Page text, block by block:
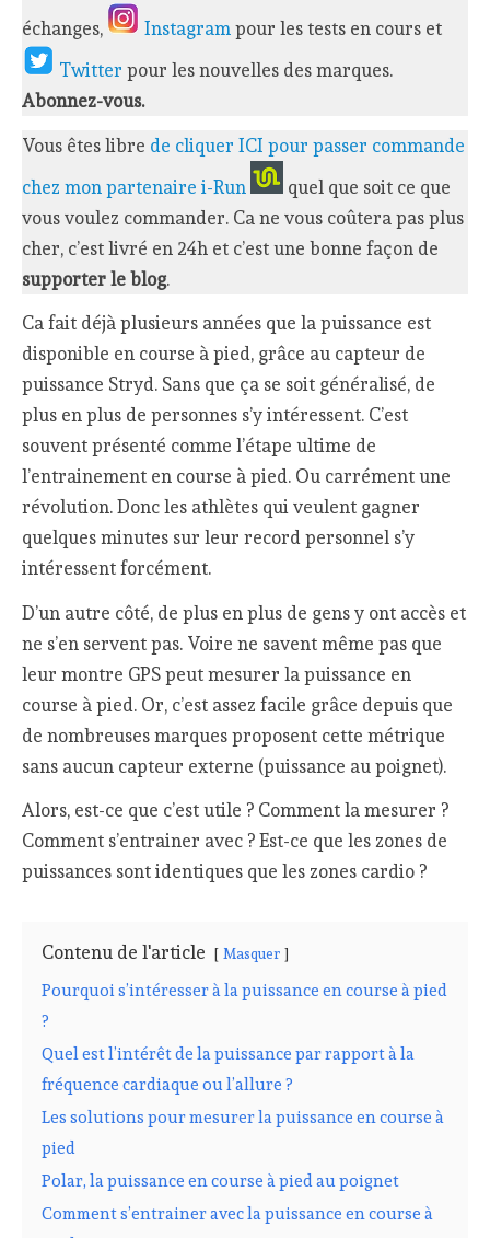
échanges,
Instagrampour les tests en cours et
Twitterpour les nouvelles des marques.
Abonnez-vous.
Vous êtes libre de cliquer ICI pour passer commande
chez mon partenaire i-Run
quel que soit ce que
vous voulez commander. Ca ne vous coûtera pas plus
cher, c’est livré en 24h et c’est une bonne façon de
supporter le blog.
Ca fait déjà plusieurs années que la puissance est
disponible en course à pied, grâce au capteur de
puissance Stryd. Sans que ça se soit généralisé, de
plus en plus de personnes s’y intéressent. C’est
souvent présenté comme l’étape ultime de
l’entrainement en course à pied. Ou carrément une
révolution. Donc les athlètes qui veulent gagner
quelques minutes sur leur record personnel s’y
intéressent forcément.
D’un autre côté, de plus en plus de gens y ont accès et
ne s’en servent pas. Voire ne savent même pas que
leur montre GPS peut mesurer la puissance en
course à pied. Or, c’est assez facile grâce depuis que
de nombreuses marques proposent cette métrique
sans aucun capteur externe (puissance au poignet).
Alors, est-ce que c’est utile ? Comment la mesurer ?
Comment s’entrainer avec ? Est-ce que les zones de
puissances sont identiques que les zones cardio ?
Contenu de l'article Masquer
Pourquoi s’intéresser à la puissance en course à pied
?
Quel est l’intérêt de la puissance par rapport à la
fréquence cardiaque ou l’allure ?
Les solutions pour mesurer la puissance en course à
pied
Polar, la puissance en course à pied au poignet
Comment s’entrainer avec la puissance en course à